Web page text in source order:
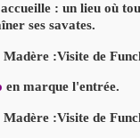
: un lieu où
ses savates.
en marque l'entrée.